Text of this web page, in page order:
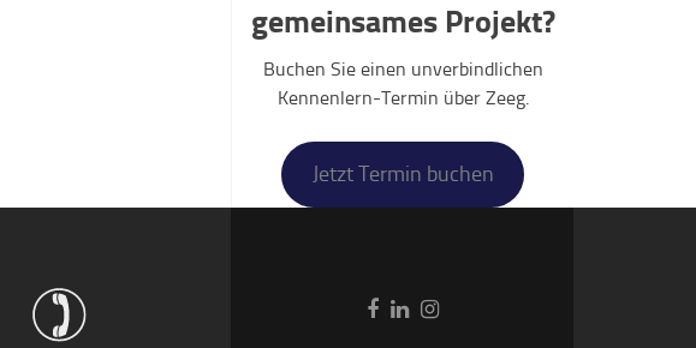
gemeinsames Projekt?
Buchen Sie einen unverbindlichen
Kennenlern-Termin über Zeeg.
Jetzt Termin buchen
Go Go Go